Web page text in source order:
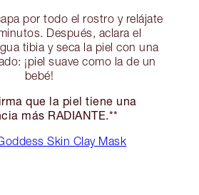
por todo el rostro y relájate
Después, aclara el
tibia y seca la piel con una
¡piel suave como la de un
bebé!
que la piel tiene una
más RADIANTE.**
Skin Clay Mask